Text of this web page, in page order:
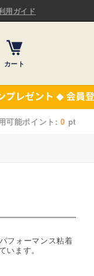
用ガイド
カート
可能ポイント:0 pt
フォーマンス粘着
ます。